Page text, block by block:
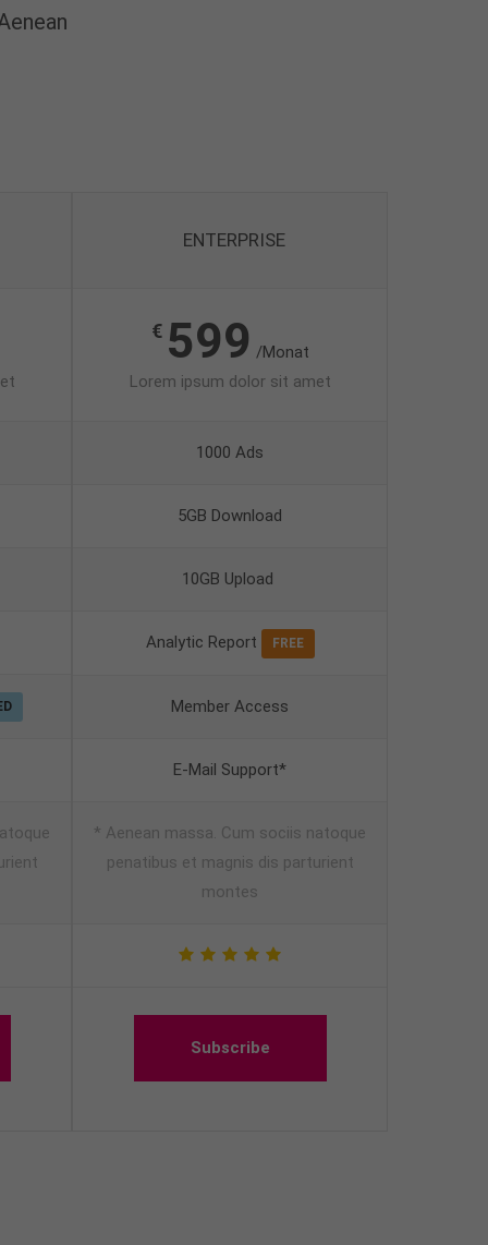
ENTERPRISE
€ 599 /Monat
Lorem ipsum dolor sit amet
1000 Ads
5GB Download
10GB Upload
Analytic Report FREE
Member Access
E-Mail Support*
* Aenean massa. Cum sociis natoque
penatibus et magnis dis parturient
montes
Subscribe